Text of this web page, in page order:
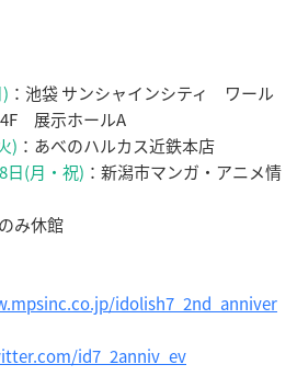
：池袋 サンシャインシティ ワール
4F 展示ホールA
) ：あべのハルカス近鉄本店
日(月・祝) ：新潟市マンガ・アニメ情
み休館
idolish7_2nd_anniver
id7_2anniv_ev